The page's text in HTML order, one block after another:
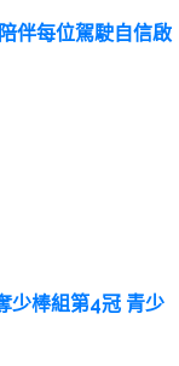
伴每位駕駛自信啟
少棒組第4冠 青少